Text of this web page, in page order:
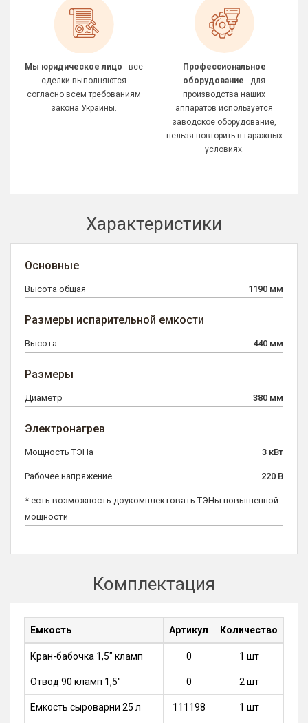
Мы юридическое лицо - все
сделки выполняются
согласно всем требованиям
закона Украины.
Профессиональное
оборудование - для
производства наших
аппаратов используется
заводское оборудование,
нельзя повторить в гаражных
условиях.
Характеристики
Основные
Высота общая 1190 мм
Размеры испарительной емкости
Высота 440 мм
Размеры
Диаметр 380 мм
Электронагрев
Мощность ТЭНа 3 кВт
Рабочее напряжение 220 В
* есть возможность доукомплектовать ТЭНы повышенной
мощности
Комплектация
Емкость Артикул Количество
Кран-бабочка 1,5" кламп 0 1 шт
Отвод 90 кламп 1,5" 0 2 шт
Емкость сыроварни 25 л 111198 1 шт